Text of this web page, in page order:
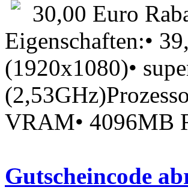
30,00 Euro
Eigenschaften:•
(1920x1080)•
VRAM• 4096MB
Gutscheincode